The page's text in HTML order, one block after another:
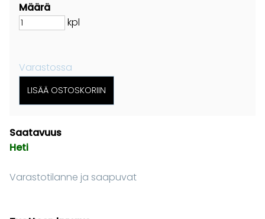
Määrä
kpl
Varastossa
Saatavuus
Heti
Varastotilanne ja saapuvat